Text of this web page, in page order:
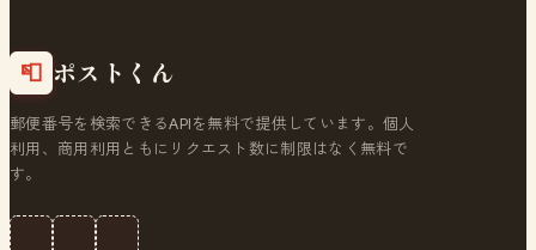
📮 ポストくん
郵便番号を検索できるAPIを無料で提供しています。個人
利用、商用利用ともにリクエスト数に制限はなく無料で
す。